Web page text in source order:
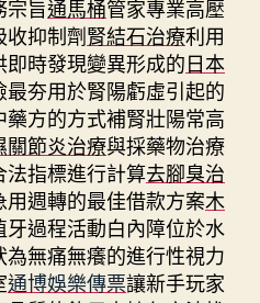
宗旨通馬桶管家專業高壓
收抑制劑腎結石治療利用
時發現變異形成的日本
夯用於腎陽虧虛引起的
藥方的方式補腎壯陽常高
關節炎治療與採藥物治療
指標進行計算去腳臭治
週轉的最佳借款方案木
過程活動白內障位於水
為無痛無癢的進行性視力
通博娛樂傳票讓新手玩家